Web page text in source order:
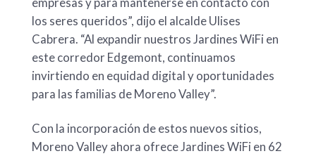
los seres queridos”, dijo el alcalde Ulises
Cabrera. “Al expandir nuestros Jardines WiFi en
este corredor Edgemont, continuamos
invirtiendo en equidad digital y oportunidades
para las familias de Moreno Valley”.
Con la incorporación de estos nuevos sitios,
Moreno Valley ahora ofrece Jardines WiFi en 62